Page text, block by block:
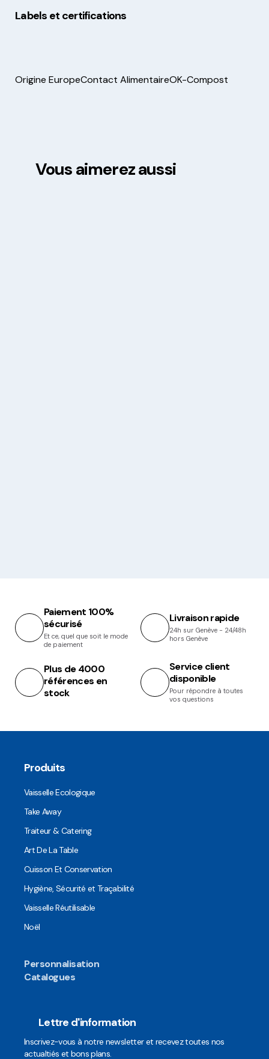
Labels et certifications
Origine EuropeContact AlimentaireOK-Compost
Vous aimerez aussi
Paiement 100%
sécurisé
Et ce, quel que soit le mode
de paiement
Livraison rapide
24h sur Genève - 24/48h
hors Genève
Plus de 4000
références en
stock
Service client
disponible
Pour répondre à toutes
vos questions
Produits
Vaisselle Ecologique
Take Away
Traiteur & Catering
Art De La Table
Cuisson Et Conservation
Hygiène, Sécurité et Traçabilité
Vaisselle Réutilisable
Noël
Personnalisation
Catalogues
Lettre d'information
Inscrivez-vous à notre newsletter et recevez toutes nos
actualtiés et bons plans.